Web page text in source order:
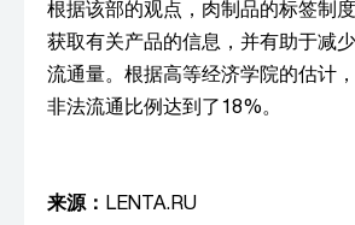
根据该部的观点，肉制品的标签制
获取有关产品的信息，并有助于减
流通量。根据高等经济学院的估计
非法流通比例达到了18%。
来源： LENTA.RU